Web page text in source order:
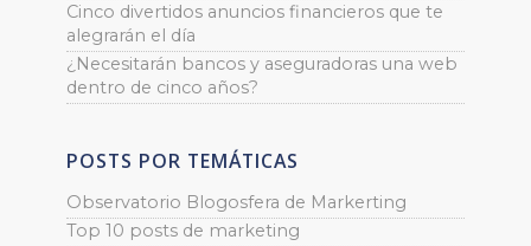
Cinco divertidos anuncios financieros que te
alegrarán el día
¿Necesitarán bancos y aseguradoras una web
dentro de cinco años?
POSTS POR TEMÁTICAS
Observatorio Blogosfera de Markerting
Top 10 posts de marketing